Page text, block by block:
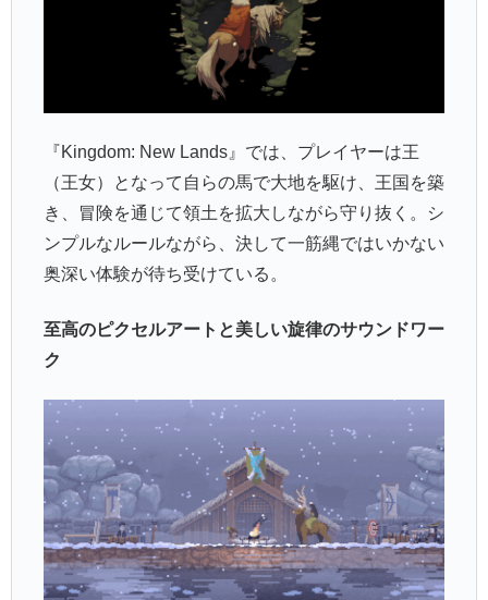
『Kingdom: New Lands』では、プレイヤーは王
（王女）となって自らの馬で大地を駆け、王国を築
き、冒険を通じて領土を拡大しながら守り抜く。シ
ンプルなルールながら、決して一筋縄ではいかない
奥深い体験が待ち受けている。
至高のピクセルアートと美しい旋律のサウンドワー
ク